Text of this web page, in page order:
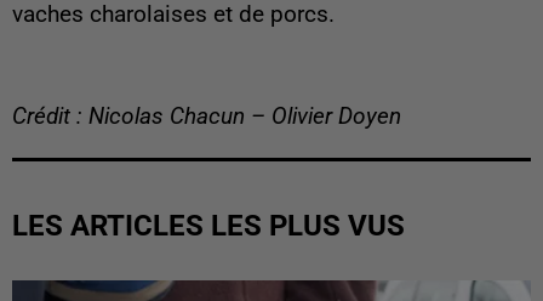
vaches charolaises et de porcs.
Crédit : Nicolas Chacun – Olivier Doyen
LES ARTICLES LES PLUS VUS